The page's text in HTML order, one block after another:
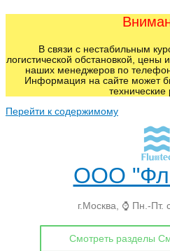
В связи с нестабильным
логистической обстановкой, цены
наших менеджеров по
Информация на сайте может
технические
Перейти к содержимому
ООО
г.Москва, ⌚ Пн.-Пт.
Смотреть разделы